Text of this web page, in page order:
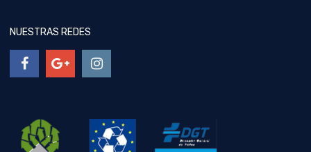
NUESTRAS REDES